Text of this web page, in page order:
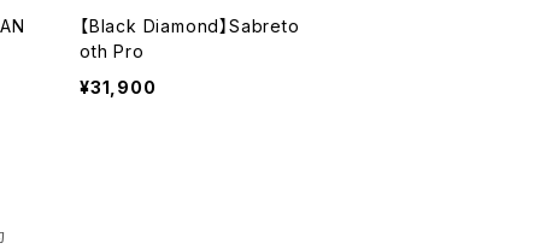
【Black Diamond】Sabreto
oth Pro
¥31,900